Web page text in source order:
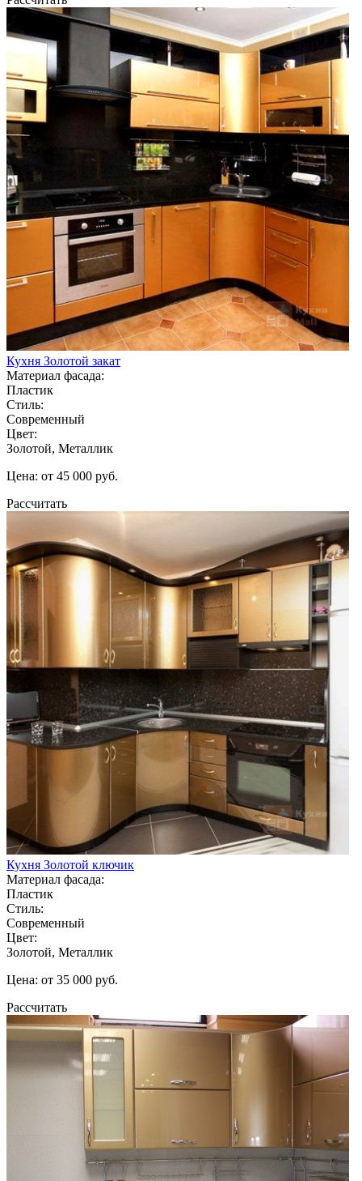
Кухня Золотой закат
Материал фасада:
Пластик
Стиль:
Современный
Цвет:
Золотой, Металлик
Цена: от 45 000 руб.
Рассчитать
Кухня Золотой ключик
Материал фасада:
Пластик
Стиль:
Современный
Цвет:
Золотой, Металлик
Цена: от 35 000 руб.
Рассчитать